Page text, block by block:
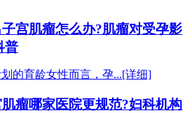
宫肌瘤怎么办?肌瘤对受孕影
普
的育龄女性而言，孕...[详细]
瘤哪家医院更规范?妇科机构